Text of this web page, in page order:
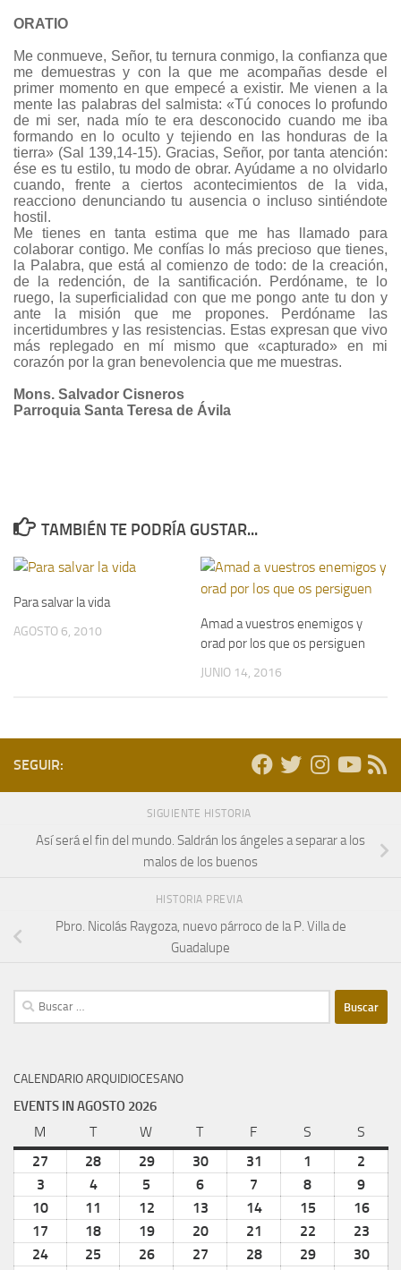
ORATIO
Me conmueve, Señor, tu ternura conmigo, la confianza que
me demuestras y con la que me acompañas desde el
primer momento en que empecé a existir. Me vienen a la
mente las palabras del salmista: «Tú conoces lo profundo
de mi ser, nada mío te era desconocido cuando me iba
formando en lo oculto y tejiendo en las honduras de la
tierra» (Sal 139,14-15). Gracias, Señor, por tanta atención:
ése es tu estilo, tu modo de obrar. Ayúdame a no olvidarlo
cuando, frente a ciertos acontecimientos de la vida,
reacciono denunciando tu ausencia o incluso sintiéndote
hostil.
Me tienes en tanta estima que me has llamado para
colaborar contigo. Me confías lo más precioso que tienes,
la Palabra, que está al comienzo de todo: de la creación,
de la redención, de la santificación. Perdóname, te lo
ruego, la superficialidad con que me pongo ante tu don y
ante la misión que me propones. Perdóname las
incertidumbres y las resistencias. Estas expresan que vivo
más replegado en mí mismo que «capturado» en mi
corazón por la gran benevolencia que me muestras.
Mons. Salvador Cisneros
Parroquia Santa Teresa de Ávila
TAMBIÉN TE PODRÍA GUSTAR...
Para salvar la vida
AGOSTO 6, 2010
Amad a vuestros enemigos y
orad por los que os persiguen
JUNIO 14, 2016
SEGUIR:
SIGUIENTE HISTORIA
Así será el fin del mundo. Saldrán los ángeles a separar a los
malos de los buenos
HISTORIA PREVIA
Pbro. Nicolás Raygoza, nuevo párroco de la P. Villa de
Guadalupe
Buscar:
CALENDARIO ARQUIDIOCESANO
EVENTS IN AGOSTO 2026
M Tmartes W miércoles
Tjueves F S S
27
28 29julio
30julio
31
2026
1
2026
2
2026
3
3,
2026
4agosto
4,
2026
5
5,
2026
6
6,
2026
7
7,
2026
8
8,
2026
9
9,
2026
10 agosto11
agosto12 agosto
12,
2026
13 agosto
13,
14agosto
2026
15 agosto
2026
16
2026
17 agosto18 agosto19agosto
19,
20agosto21 agosto
21,
22 agosto
22,
23
23,
24 agosto25 agosto26agosto27 agosto28agosto29agosto30